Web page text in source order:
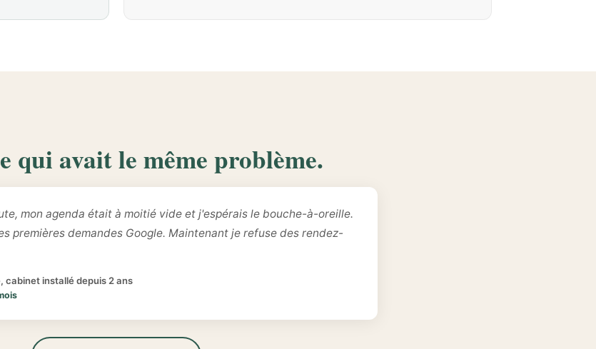
qui avait le même problème.
mon agenda était à moitié vide et j'espérais le bouche-à-oreille.
premières demandes Google. Maintenant je refuse des rendez-
cabinet installé depuis 2 ans